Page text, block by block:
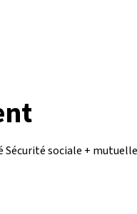
Sécurité sociale +